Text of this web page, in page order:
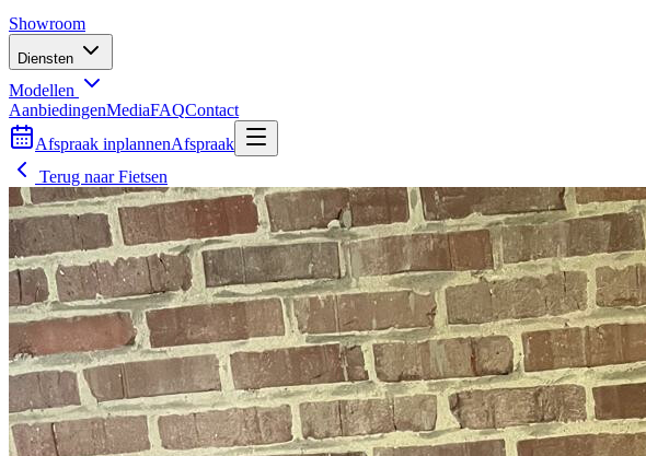
Showroom
Diensten
Modellen
AanbiedingenMediaFAQContact
Afspraak inplannenAfspraak
Terug naarFietsen